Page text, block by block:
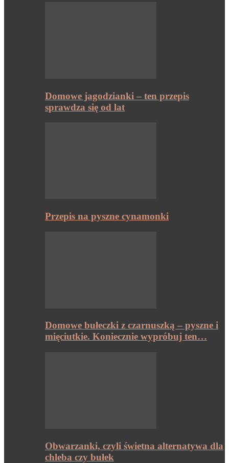
Domowe jagodzianki – ten przepis
sprawdza się od lat
Przepis na pyszne cynamonki
Domowe bułeczki z czarnuszką – pyszne i
mięciutkie. Koniecznie wypróbuj ten…
Obwarzanki, czyli świetna alternatywa dla
chleba czy bułek